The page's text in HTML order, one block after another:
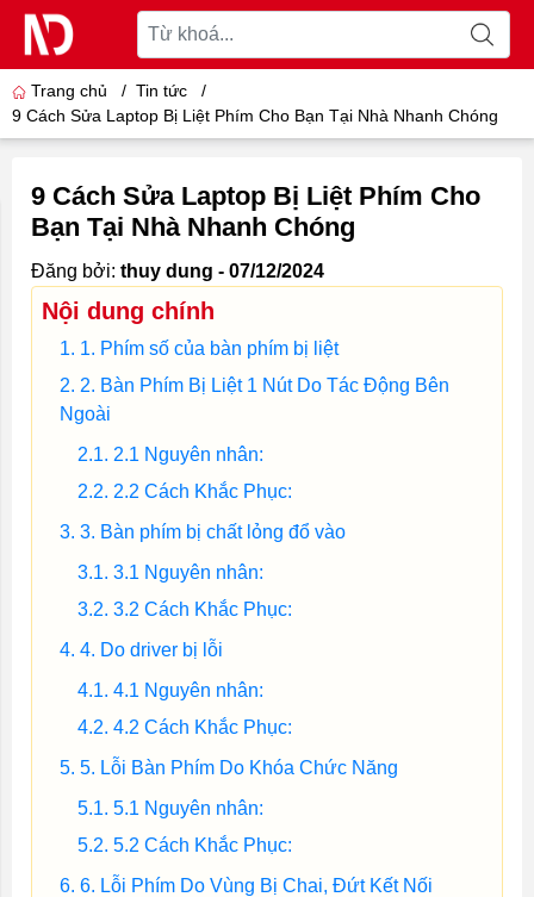
Trang chủ / Tin tức
/
9 Cách Sửa Laptop Bị Liệt Phím Cho Bạn Tại Nhà Nhanh Chóng
9 Cách Sửa Laptop Bị Liệt Phím Cho
Bạn Tại Nhà Nhanh Chóng
Đăng bởi: thuy dung - 07/12/2024
Nội dung chính
1. Phím số của bàn phím bị liệt
2. Bàn Phím Bị Liệt 1 Nút Do Tác Động Bên
Ngoài
2.1 Nguyên nhân:
2.2 Cách Khắc Phục:
3. Bàn phím bị chất lỏng đổ vào
3.1 Nguyên nhân:
3.2 Cách Khắc Phục:
4. Do driver bị lỗi
4.1 Nguyên nhân:
4.2 Cách Khắc Phục:
5. Lỗi Bàn Phím Do Khóa Chức Năng
5.1 Nguyên nhân:
5.2 Cách Khắc Phục:
6. Lỗi Phím Do Vùng Bị Chai, Đứt Kết Nối